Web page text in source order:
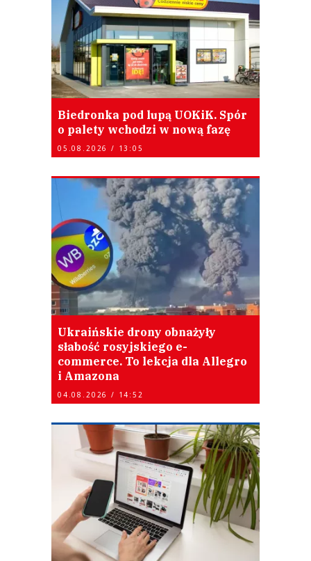
Biedronka pod lupą UOKiK. Spór
o palety wchodzi w nową fazę
05.08.2026 / 13:05
Ukraińskie drony obnażyły
słabość rosyjskiego e-
commerce. To lekcja dla Allegro
i Amazona
04.08.2026 / 14:52